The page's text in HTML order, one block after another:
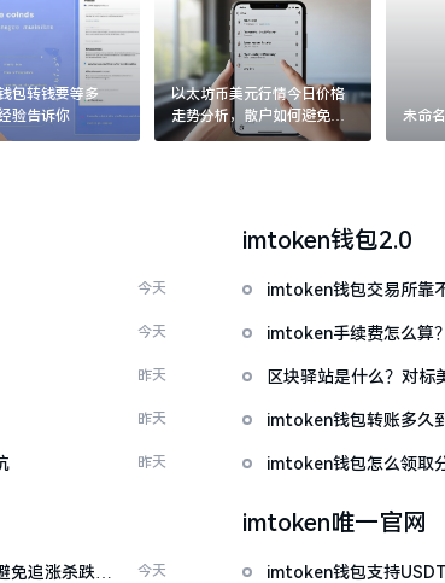
包转钱要等多
验告诉你
以太坊币美元行情今日价格
走势分析，散户如何避免追
涨杀跌被套牢
未命名
今天
今天
昨天
昨天
昨天
imtoken钱包2.0
imtoken钱包交易所靠
imtoken手续费怎么算
区块驿站是什么？对标
imtoken钱包转账多久
imtoken钱包怎么领取
追涨杀跌被
今天
imtoken唯一官网
imtoken钱包支持